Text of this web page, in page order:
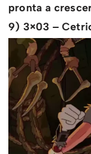
pronta a
9) 3×03 –